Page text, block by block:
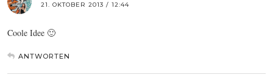
21. OKTOBER 2013 / 12:44
Coole Idee 🙂
ANTWORTEN